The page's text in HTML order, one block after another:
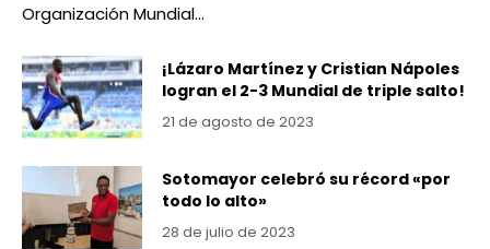
Organización Mundial…
¡Lázaro Martínez y Cristian Nápoles
logran el 2-3 Mundial de triple salto!
21 de agosto de 2023
Sotomayor celebró su récord «por
todo lo alto»
28 de julio de 2023